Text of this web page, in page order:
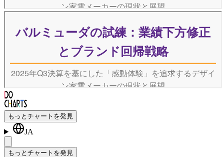
もっとチャートを発見
JA
もっとチャートを発見